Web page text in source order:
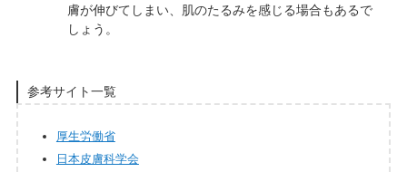
膚が伸びてしまい、肌のたるみを感じる場合もあるで
しょう。
参考サイト一覧
厚生労働省
日本皮膚科学会